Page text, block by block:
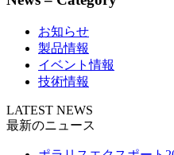
お知らせ
製品情報
イベント情報
技術情報
LATEST NEWS
最新のニュース